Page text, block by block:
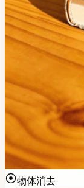
物体消去